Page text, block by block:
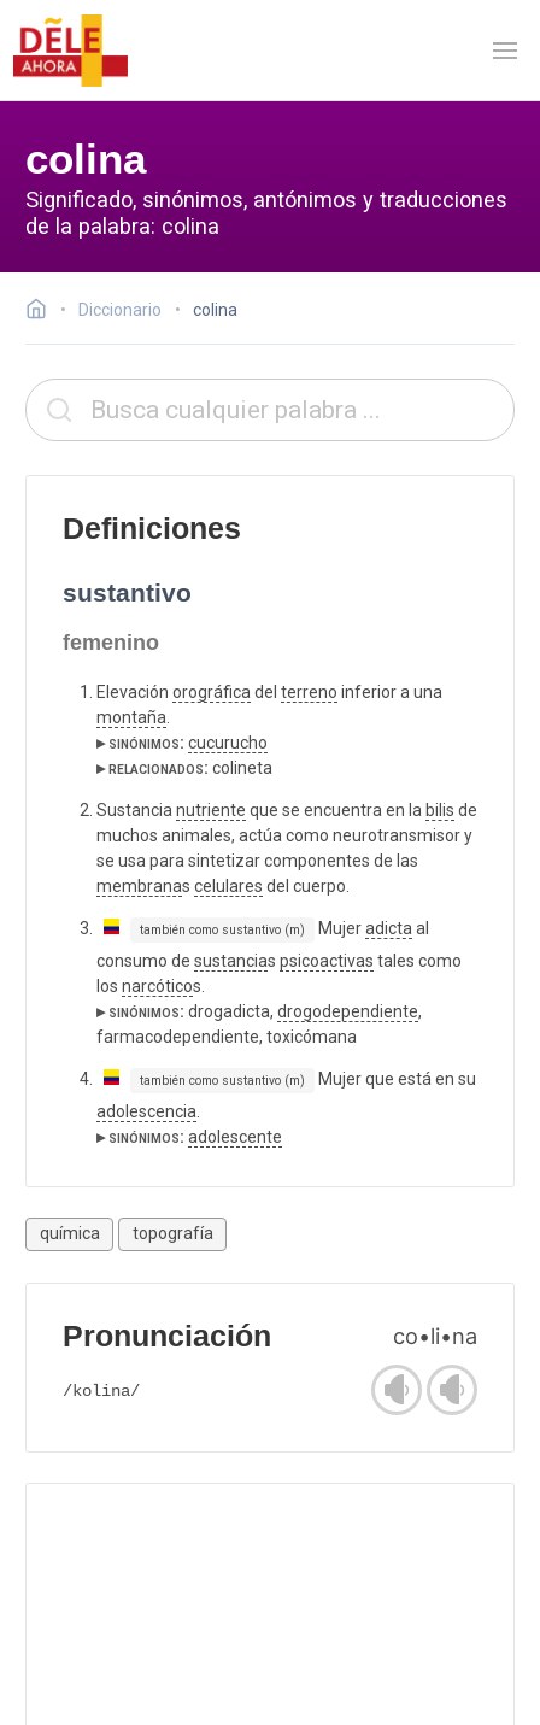
colina
Significado, sinónimos, antónimos y traducciones
de la palabra: colina
Diccionario colina
Definiciones
sustantivo
femenino
Elevación orográfica del terreno inferior a una
montaña
▸ sinónimos: cucurucho
▸ relacionados: colineta
Sustancia nutriente que se encuentra en la bilis de
muchos animales, actúa como neurotransmisor y
se usa para sintetizar componentes de las
membranas celulares del cuerpo.
también como sustantivo (m) Mujeradicta al
consumo de sustancias psicoactivas tales como
los narcóticos.
▸ sinónimos: drogadicta, drogodependiente,
farmacodependiente, toxicómana
también como sustantivo (m)
Mujer que está en su
adolescencia
▸ sinónimos: adolescente
química topografía
Pronunciación co•li•na
/kolina/